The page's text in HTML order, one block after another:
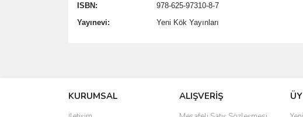
ISBN:
978-625-97310-8-7
Yayınevi:
Yeni Kök Yayınları
Ürün resmi kalitesiz, bozuk veya görüntülenemiyor.
Ürün açıklamasında eksik bilgiler bulunuyor.
KURUMSAL ALIŞVERİŞ